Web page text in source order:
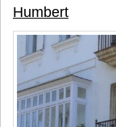
Humbert